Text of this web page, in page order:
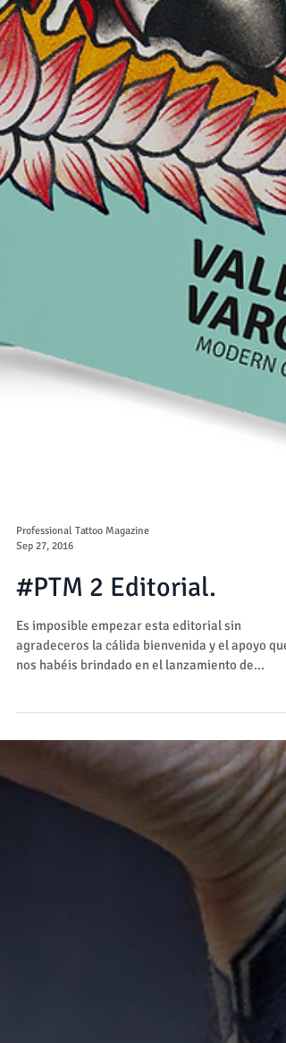
Professional Tattoo Magazine
Sep 27, 2016
#PTM 2 Editorial.
Es imposible empezar esta editorial sin
agradeceros la cálida bienvenida y el apoyo que
nos habéis brindado en el lanzamiento de...